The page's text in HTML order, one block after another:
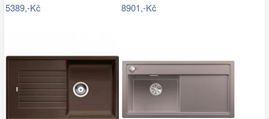
5389,-Kč 8901,-Kč